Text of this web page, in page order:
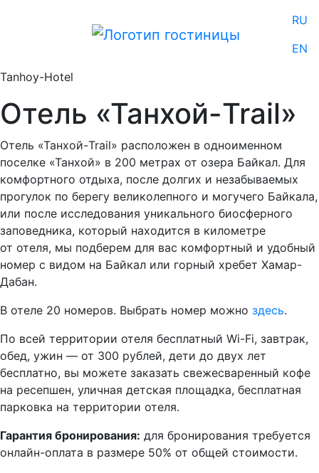
RU
EN
Tanhoy-Hotel
Отель «Танхой-Trail»
Отель «Танхой-Trail» расположен в одноименном
поселке «Танхой» в 200 метрах от озера Байкал. Для
комфортного отдыха, после долгих и незабываемых
прогулок по берегу великолепного и могучего Байкала,
или после исследования уникального биосферного
заповедника, который находится в километре
от отеля, мы подберем для вас комфортный и удобный
номер с видом на Байкал или горный хребет Хамар-
Дабан.
В отеле 20 номеров. Выбрать номер можно здесь.
По всей территории отеля бесплатный Wi-Fi, завтрак,
обед, ужин — от 300 рублей, дети до двух лет
бесплатно, вы можете заказать свежесваренный кофе
на ресепшен, уличная детская площадка, бесплатная
парковка на территории отеля.
Гарантия бронирования: для бронирования требуется
онлайн-оплата в размере 50% от общей стоимости.